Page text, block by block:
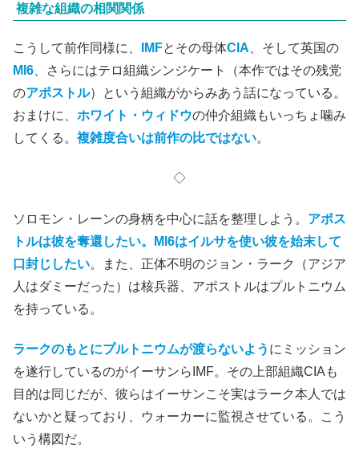
複雑な組織の相関関係
こうして前作同様に、 IMFとその母体CIA 、そして英国の
MI6 、さらにはテロ組織シンジケート（本作ではその残党
のアポストル）という組織がからみあう話になっている。
おまけに、 ホワイト・ウィドウの仲介組織もいっちょ噛み
してくる。 複雑度合いは前作の比ではない。
◇
ソロモン・レーンの身柄を中心に話を整理しよう。 アポス
トルは彼を奪還したい。MI6はイルサを使い彼を始末して
口封じしたい。また、正体不明のジョン・ラーク（アジア
人はダミーだった）は核兵器、アポストルはプルトニウム
を持っている。
ラークのもとにプルトニウムが渡らないよう にミッション
を遂行しているのがイーサンらIMF。その上部組織CIAも
目的は同じだが、彼らはイーサンこそ実はラーク本人では
ないかと疑っており、ウォーカーに監視させている。こう
いう構図だ。